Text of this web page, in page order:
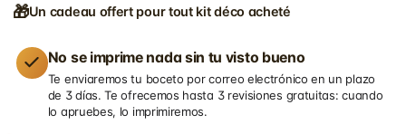
🎁Un cadeau offert pour tout kit déco acheté
No se imprime nada sin tu visto bueno
Te enviaremos tu boceto por correo electrónico en un plazo
de 3 días. Te ofrecemos hasta 3 revisiones gratuitas: cuando
lo apruebes, lo imprimiremos.